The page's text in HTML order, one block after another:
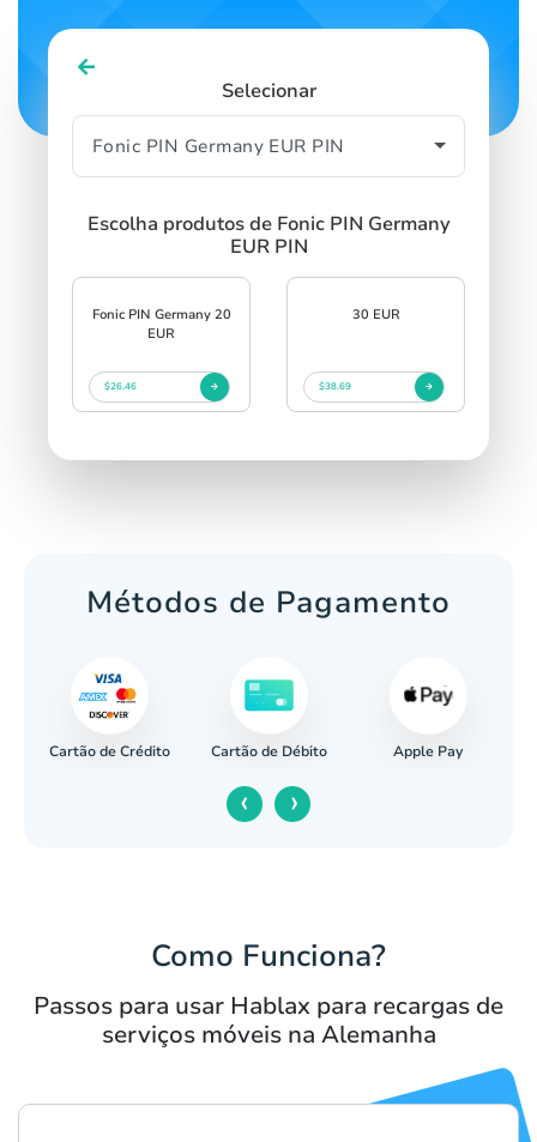
Selecionar
Escolha produtos de Fonic PIN Germany
EUR PIN
Fonic PIN Germany 20
EUR
$26.46
30 EUR
$38.69
Métodos de Pagamento
Cartão de Crédito Cartão de Débito Apple Pay
‹ ›
Como Funciona?
Passos para usar Hablax para recargas de
serviços móveis na Alemanha